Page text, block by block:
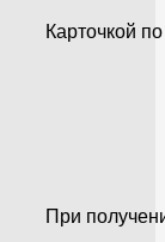
Карточкой
При